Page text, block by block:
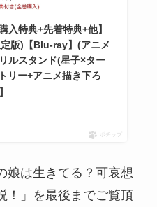
入特典+先着特典+他】
版)【Blu-ray】(アニメ
ルスタンド(星子×ター
リー+アニメ描き下ろ
ポチップ
娘は生きてる？可哀想
！」を最後までご覧頂